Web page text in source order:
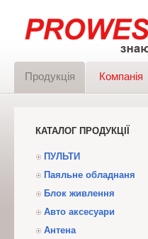
Продукція Компанія
КАТАЛОГ ПРОДУКЦІЇ
ПУЛЬТИ
Паяльне обладнаня
Блок живлення
Авто аксесуари
Антена